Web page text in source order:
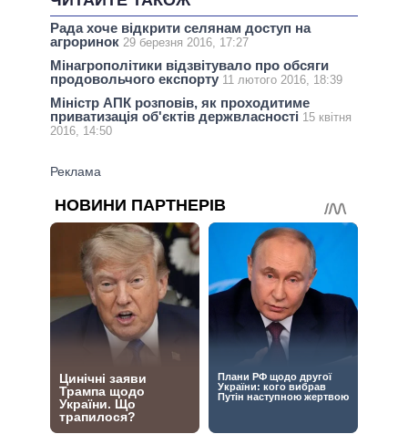
Рада хоче відкрити селянам доступ на
агроринок 29 березня 2016, 17:27
Мінагрополітики відзвітувало про обсяги
продовольчого експорту 11 лютого 2016, 18:39
Міністр АПК розповів, як проходитиме
приватизація об'єктів держвласності 15 квітня
2016, 14:50